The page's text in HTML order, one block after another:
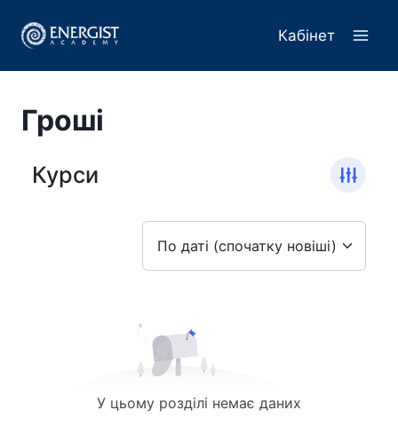
Кабінет
Гроші
Курси
По даті (спочатку новіші)
У цьому розділі немає даних